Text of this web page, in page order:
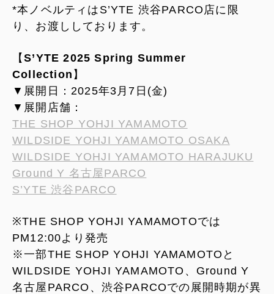
*本ノベルティはS’YTE 渋谷PARCO店に限
り、お渡ししております。
【S’YTE 2025 Spring Summer
Collection 】
▼展開日：2025年3月7日(金)
▼展開店舗：
THE SHOP YOHJI YAMAMOTO
WILDSIDE YOHJI YAMAMOTO OSAKA
WILDSIDE YOHJI YAMAMOTO HARAJUKU
Ground Y 名古屋PARCO
S’YTE 渋谷PARCO
※THE SHOP YOHJI YAMAMOTOでは
PM12:00より発売
※一部THE SHOP YOHJI YAMAMOTOと
WILDSIDE YOHJI YAMAMOTO、Ground Y
名古屋PARCO、渋谷PARCOでの展開時期が異